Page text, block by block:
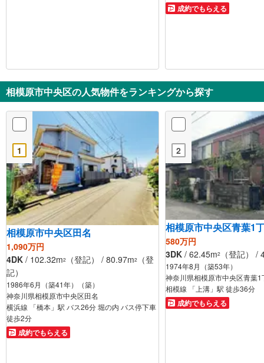
成約でもらえる
相模原市中央区の人気物件をランキングから探す
1
相模原市中央区田名
1,090万円
4DK / 102.32m2 （登記） / 80.97m2
（登
記）
1986年6月（築41年）（築）
神奈川県相模原市中央区田名
横浜線 「橋本」駅 バス26分 堀の内 バス停下車
徒歩2分
成約でもらえる
2
相模原市中央区青葉1
580万円
3DK / 62.45m2 （登記） /
1974年8月（築53年）
神奈川県相模原市中央区青葉1
相模線 「上溝」駅 徒歩36分
成約でもらえる